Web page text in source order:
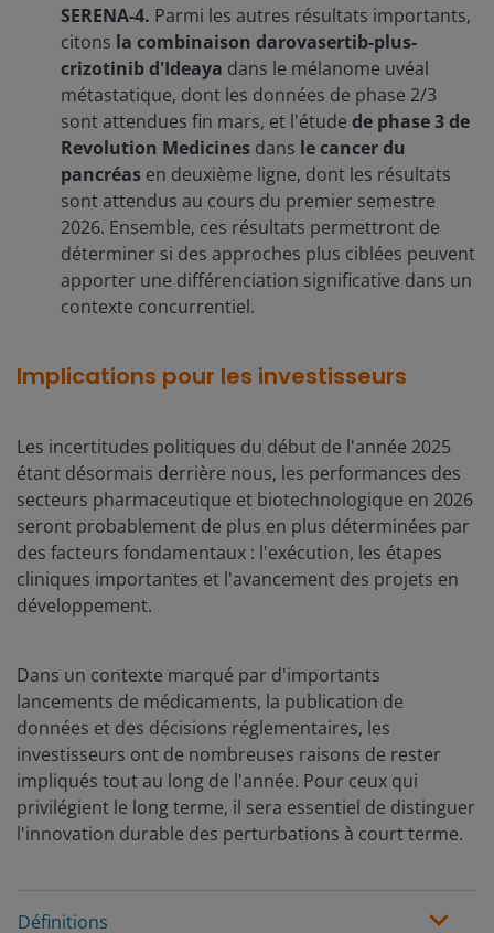
SERENA-4. Parmi les autres résultats importants,
citons la combinaison darovasertib-plus-
crizotinib d'Ideaya dans le mélanome uvéal
métastatique, dont les données de phase 2/3
sont attendues fin mars, et l'étude de phase 3 de
Revolution Medicines dans le cancer du
pancréas en deuxième ligne, dont les résultats
sont attendus au cours du premier semestre
2026. Ensemble, ces résultats permettront de
déterminer si des approches plus ciblées peuvent
apporter une différenciation significative dans un
contexte concurrentiel.
Implications pour les investisseurs
Les incertitudes politiques du début de l'année 2025
étant désormais derrière nous, les performances des
secteurs pharmaceutique et biotechnologique en 2026
seront probablement de plus en plus déterminées par
des facteurs fondamentaux : l'exécution, les étapes
cliniques importantes et l'avancement des projets en
développement.
Dans un contexte marqué par d'importants
lancements de médicaments, la publication de
données et des décisions réglementaires, les
investisseurs ont de nombreuses raisons de rester
impliqués tout au long de l'année. Pour ceux qui
privilégient le long terme, il sera essentiel de distinguer
l'innovation durable des perturbations à court terme.
Définitions